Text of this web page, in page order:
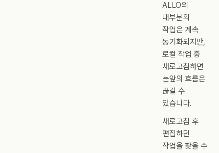
ALLO의
대부분의
작업은 계속
동기화되지만,
로컬 작업 중
새로고침하면
눈앞의 흐름은
끊길 수
있습니다.
새로고침 후
편집하던
작업을 찾을 수